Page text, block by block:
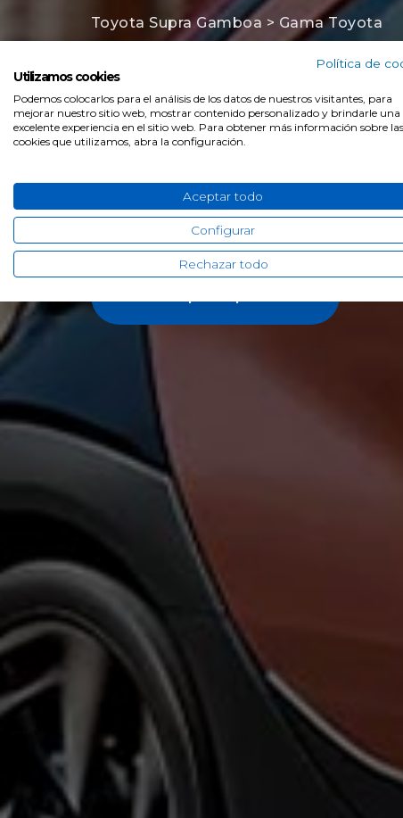
Toyota Supra Gamboa > Gama Toyota
Nuevo
2026
99€/mes*
Política de
Utilizamos cookies
Podemos colocarlos para el análisis de los datos de nuestros visitantes, para
mejorar nuestro sitio web, mostrar contenido personalizado y brindarle una
excelente experiencia en el sitio web. Para obtener más información sobre las
cookies que utilizamos, abra la configuración.
Aceptar todo
Configurar
Rechazar todo